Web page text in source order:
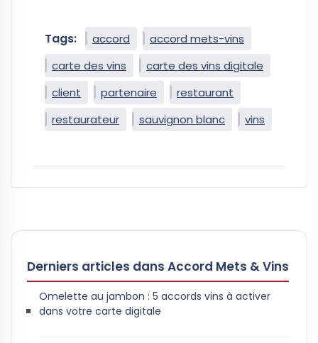
Tags: accord
accord mets-vins
carte des vins
carte des vins digitale
client
partenaire
restaurant
restaurateur
sauvignon blanc vins
Derniers articles dans Accord Mets & Vins
Omelette au jambon : 5 accords vins à activer
dans votre carte digitale